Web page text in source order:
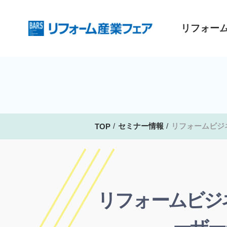
リフォー
TOP セミナー情報 リフォームビ
リフォームビ